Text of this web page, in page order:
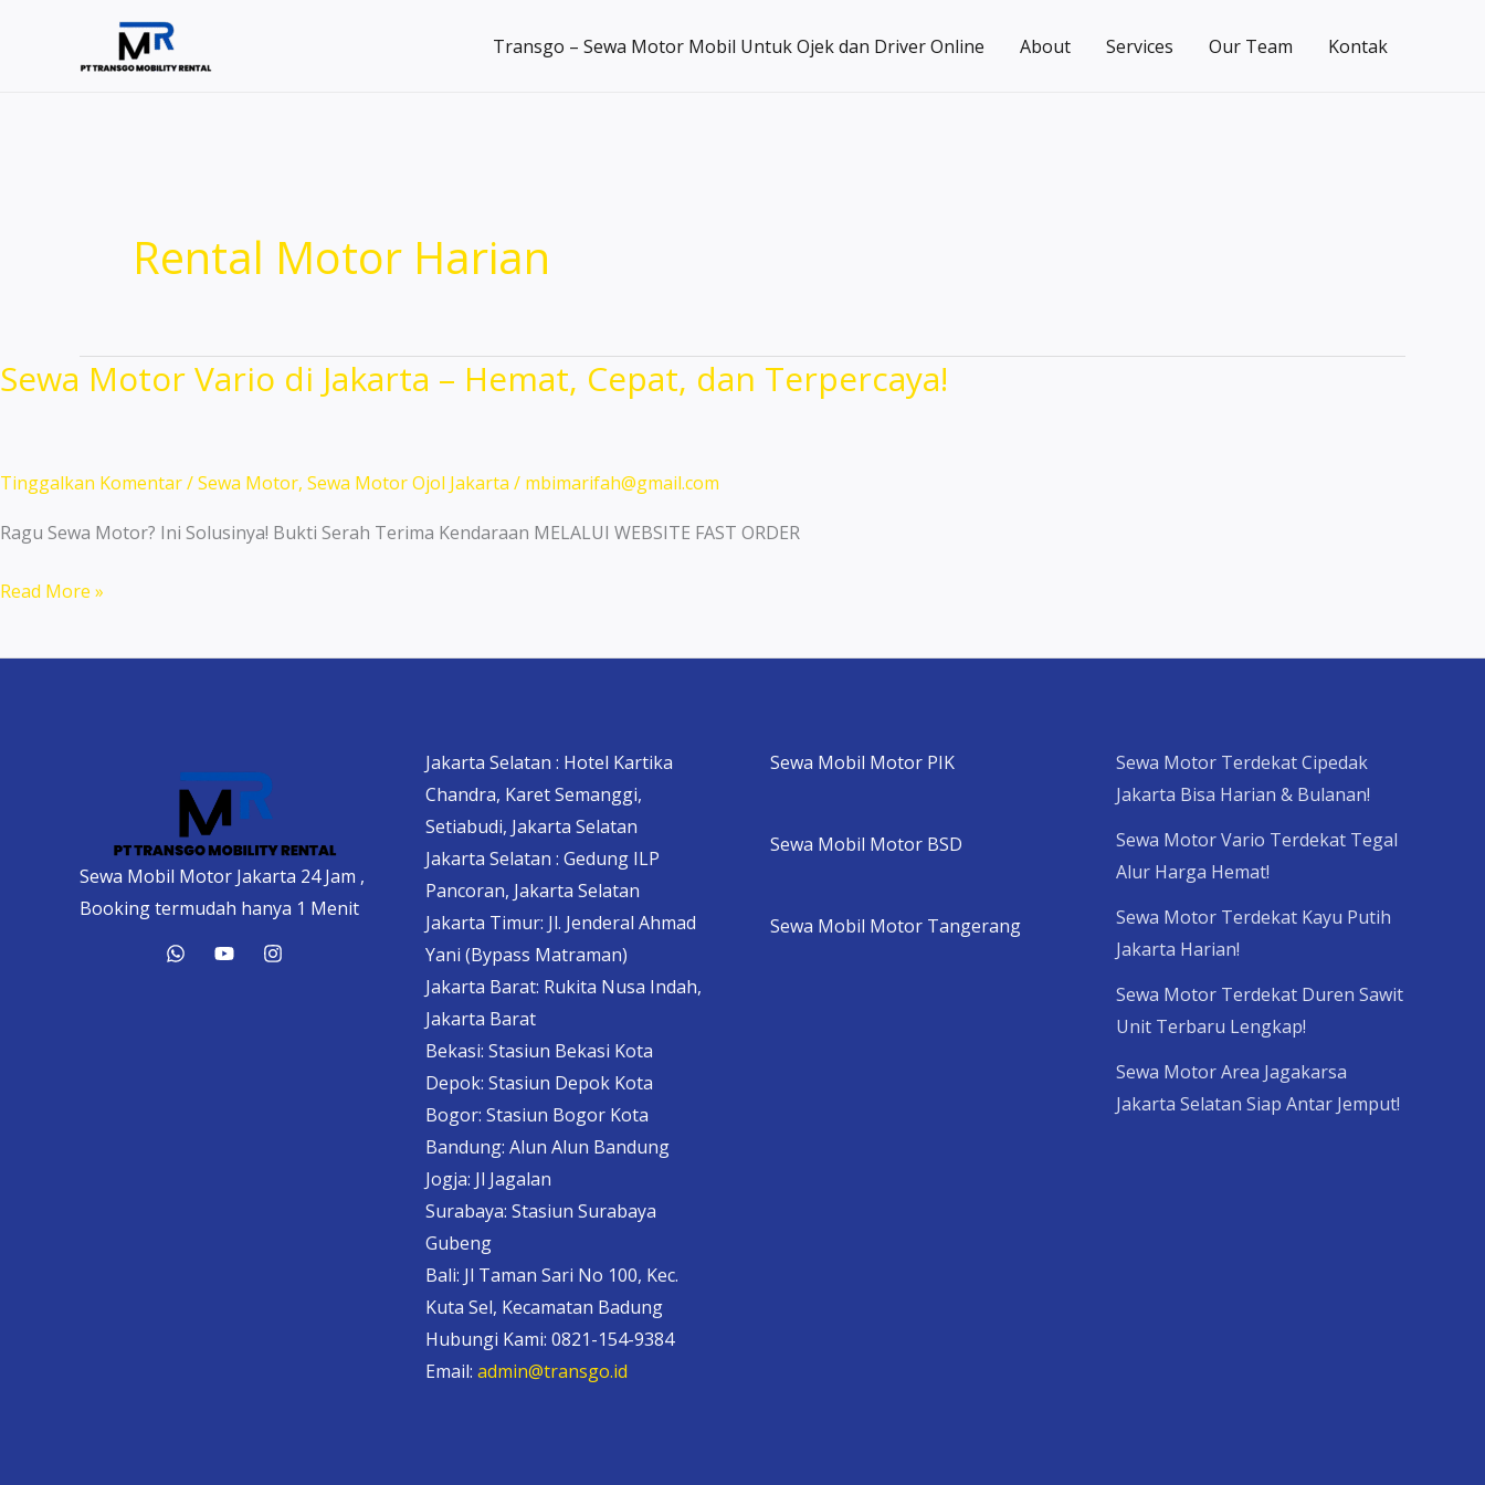
Transgo – Sewa Motor Mobil Untuk Ojek dan Driver Online About Services Our Team Kontak
Rental Motor Harian
Sewa Motor Vario di Jakarta – Hemat, Cepat, dan Terpercaya!
Tinggalkan Komentar/Sewa Motor, Sewa Motor Ojol Jakarta / mbimarifah@gmail.com
Ragu Sewa Motor? Ini Solusinya! Bukti Serah Terima Kendaraan MELALUI WEBSITE FAST ORDER
Sewa
Vario
Terpercaya!
Read More »
Sewa Mobil Motor Jakarta 24 Jam ,
Booking termudah hanya 1 Menit
Jakarta Selatan : Hotel Kartika
Chandra, Karet Semanggi,
Setiabudi, Jakarta Selatan
Jakarta Selatan : Gedung ILP
Pancoran, Jakarta Selatan
Jakarta Timur: Jl. Jenderal Ahmad
Yani (Bypass Matraman)
Jakarta Barat: Rukita Nusa Indah,
Jakarta Barat
Bekasi: Stasiun Bekasi Kota
Depok: Stasiun Depok Kota
Bogor: Stasiun Bogor Kota
Bandung: Alun Alun Bandung
Jogja: Jl Jagalan
Surabaya: Stasiun Surabaya
Gubeng
Bali: Jl Taman Sari No 100, Kec.
Kuta Sel, Kecamatan Badung
Hubungi Kami: 0821-154-9384
Email: admin@transgo.id
Sewa Mobil Motor PIK
Sewa Mobil Motor BSD
Sewa Mobil Motor Tangerang
Sewa Motor Terdekat Cipedak
Jakarta Bisa Harian & Bulanan!
Sewa Motor Vario Terdekat Tegal
Alur Harga Hemat!
Sewa Motor Terdekat Kayu Putih
Jakarta Harian!
Sewa Motor Terdekat Duren Sawit
Unit Terbaru Lengkap!
Sewa Motor Area Jagakarsa
Jakarta Selatan Siap Antar Jemput!